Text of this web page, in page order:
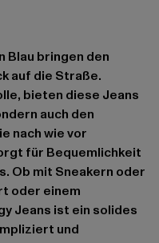
Blau bringen den
auf die Straße.
bieten diese Jeans
auch den
nach wie vor
für Bequemlichkeit
Ob mit Sneakern oder
oder einem
Jeans ist ein solides
und